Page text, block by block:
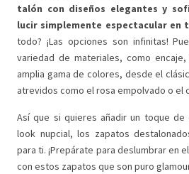
talón con diseños elegantes y
lucir simplemente espectacular en
todo? ¡Las opciones son infinitas!
variedad de materiales, como
amplia gama de colores, desde el
atrevidos como el rosa empolvado o el
Así que si quieres añadir un toque
look nupcial, los zapatos
para ti. ¡Prepárate para deslumbrar en
con estos zapatos que son puro